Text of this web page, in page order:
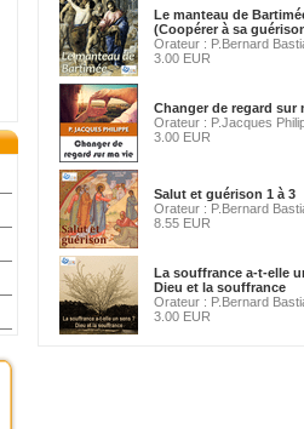
Le manteau de
(Coopérer à sa
Orateur : P.Bernard
3.00 EUR
Changer de regard sur
Orateur : P.Jacques
3.00 EUR
Salut et guérison 1 à 3
Orateur : P.Bernard
8.55 EUR
La souffrance a-t-elle
Dieu et la souffrance
Orateur : P.Bernard
3.00 EUR